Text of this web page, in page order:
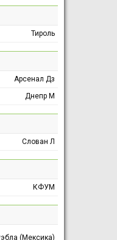
Тироль
Арсенал Дз
Днепр М
Слован Л
КФУМ
(Мексика)